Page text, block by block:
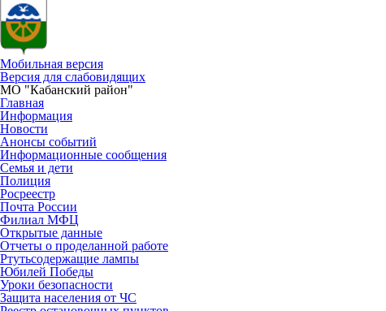
Мобильная версия
Версия для слабовидящих
МО "Кабанский район"
Главная
Информация
Новости
Анонсы событий
Информационные сообщения
Семья и дети
Полиция
Росреестр
Почта России
Филиал МФЦ
Открытые данные
Отчеты о проделанной работе
Ртутьсодержащие лампы
Юбилей Победы
Уроки безопасности
Защита населения от ЧС